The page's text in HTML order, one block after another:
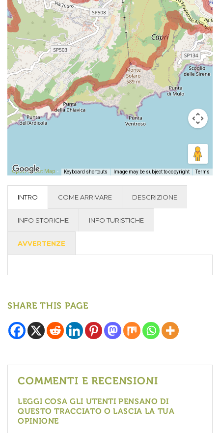
Open Street Map - Keyboard shortcuts Image may be subject to copyright Terms
INTRO COME ARRIVARE DESCRIZIONE
INFO STORICHE INFO TURISTICHE
AVVERTENZE
SHARE THIS PAGE
COMMENTI E RECENSIONI
LEGGI COSA GLI UTENTI PENSANO DI
QUESTO TRACCIATO O LASCIA LA TUA
OPINIONE